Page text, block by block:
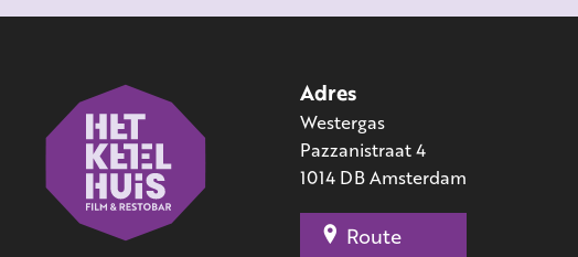
Adres
Westergas
Pazzanistraat 4
1014 DB Amsterdam
Route